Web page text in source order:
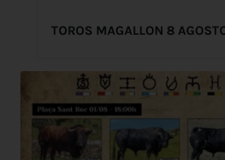
TOROS MAGALLON 8